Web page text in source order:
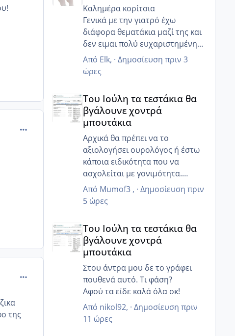
comment_879949
comment_879992
της
Καλημέρα κορίτσια
Γενικά με την γιατρό έχω
διάφορα θεματάκια μαζί της και
δεν ειμαι πολύ ευχαριστημένη
αλλά τουλάχιστον στο κομμάτι
θηλασμός είναι καλή δεν
προωθεί καθόλου το ξένο γάλα
Ααα ωραία τώρα που δεν έχετε
και πολύ δουλειά είστε κάπως
πιο χαλαροί θα πάρει και το
9μηνο τον Σεπτέμβρη θα είναι
και η μεγάλη στο σχολείο οπότε
μια χαρά !θα πάτε και διακοπες
ειχες πει ;
και εμένα έχει σταματήσει την
δουλειά ο άντρας μου και
είμαστε όλοι μαζί την Τρίτη
πήγα εχτές παράγγειλα και της
τούρτες τα έχω κανονίσει όλα
περιμένουν πως και πως 😂
Από Elk, · Δημοσίευση πριν 3
ώρες
Του Ιούλη τα τεστάκια θα
βγάλουνε χοντρά
μπουτάκια
Αρχικά θα πρέπει να το
αξιολογήσει ουρολόγος ή έστω
κάποια ειδικότητα που να
ασχολείται με γονιμότητα.
😊
Από Mumof3 , · Δημοσίευση πριν
5 ώρες
Του Ιούλη τα τεστάκια θα
βγάλουνε χοντρά
μπουτάκια
Στου άντρα μου δε το γράφει
πουθενά αυτό. Τι φάση?
Αφού τα είδε καλά όλα οκ!
Από nikol92, · Δημοσίευση πριν
11 ώρες